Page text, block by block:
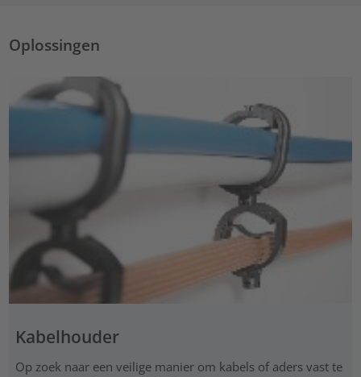
Oplossingen
Kabelhouder
Op zoek naar een veilige manier om kabels of aders vast te